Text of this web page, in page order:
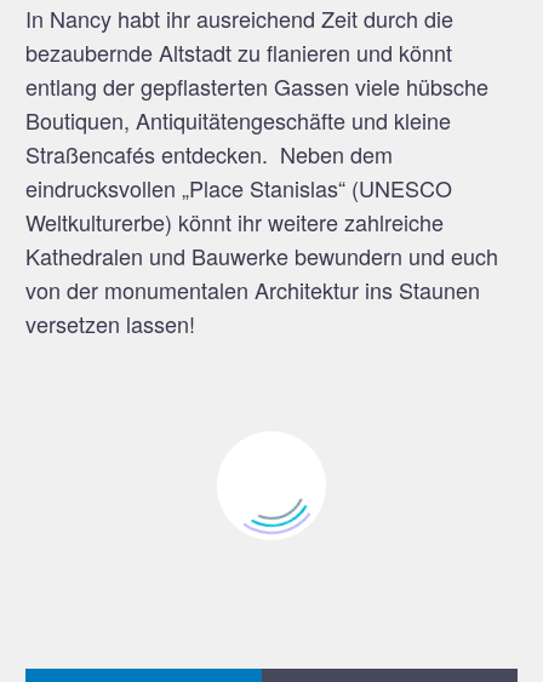
In Nancy habt ihr ausreichend Zeit durch die
bezaubernde Altstadt zu flanieren und könnt
entlang der gepflasterten Gassen viele hübsche
Boutiquen, Antiquitätengeschäfte und kleine
Straßencafés entdecken. Neben dem
eindrucksvollen „Place Stanislas“ (UNESCO
Weltkulturerbe) könnt ihr weitere zahlreiche
Kathedralen und Bauwerke bewundern und euch
von der monumentalen Architektur ins Staunen
versetzen lassen!